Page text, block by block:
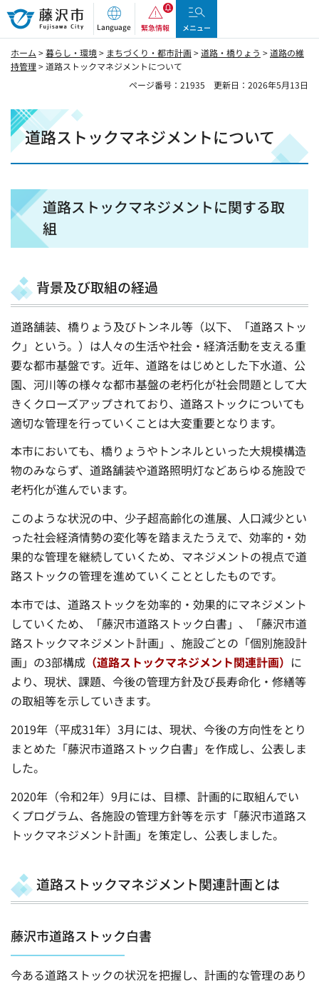
藤沢市
Language 緊急情報 メニュー
ホーム >暮らし・環境> まちづくり・都市計画>道路・橋りょう >道路の維
持管理> 道路ストックマネジメントについて
ページ番号：21935
更新日：2026年5月13日
道路ストックマネジメントについて
道路ストックマネジメントに関する取
組
背景及び取組の経過
道路舗装、橋りょう及びトンネル等（以下、「道路ストッ
ク」という。）は人々の生活や社会・経済活動を支える重
要な都市基盤です。近年、道路をはじめとした下水道、公
園、河川等の様々な都市基盤の老朽化が社会問題として大
きくクローズアップされており、道路ストックについても
適切な管理を行っていくことは大変重要となります。
本市においても、橋りょうやトンネルといった大規模構造
物のみならず、道路舗装や道路照明灯などあらゆる施設で
老朽化が進んでいます。
このような状況の中、少子超高齢化の進展、人口減少とい
った社会経済情勢の変化等を踏まえたうえで、効率的・効
果的な管理を継続していくため、マネジメントの視点で道
路ストックの管理を進めていくこととしたものです。
本市では、道路ストックを効率的・効果的にマネジメント
していくため、「藤沢市道路ストック白書」、「藤沢市道
路ストックマネジメント計画」、施設ごとの「個別施設計
画」の3部構成 （道路ストックマネジメント関連計画） に
より、現状、課題、今後の管理方針及び長寿命化・修繕等
の取組等を示していきます。
2019年（平成31年）3月には、現状、今後の方向性をとり
まとめた「藤沢市道路ストック白書」を作成し、公表しま
した。
2020年（令和2年）9月には、目標、計画的に取組んでい
くプログラム、各施設の管理方針等を示す「藤沢市道路ス
トックマネジメント計画」を策定し、公表しました。
道路ストックマネジメント関連計画とは
藤沢市道路ストック白書
今ある道路ストックの状況を把握し、計画的な管理のあり